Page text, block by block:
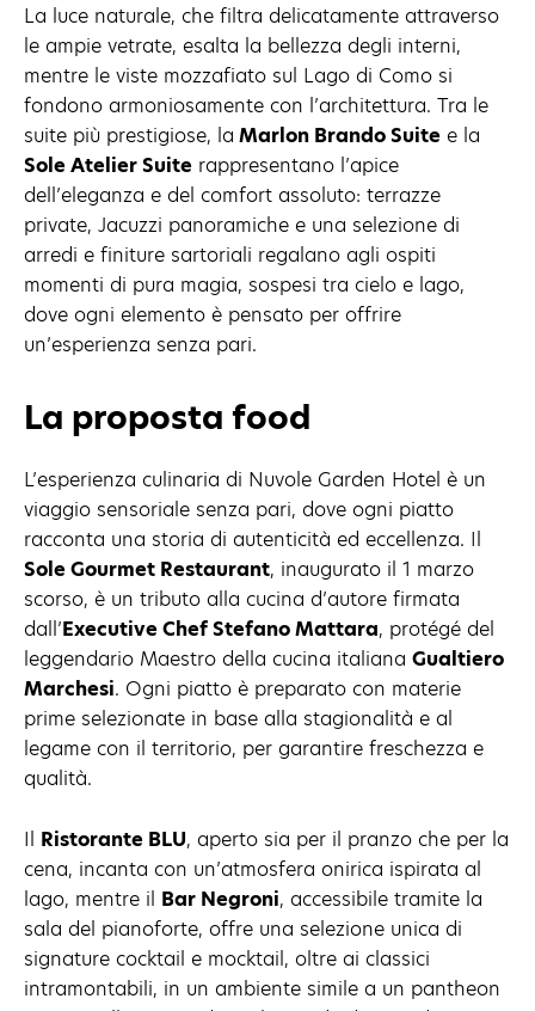
La luce naturale, che filtra delicatamente attraverso
le ampie vetrate, esalta la bellezza degli interni,
mentre le viste mozzafiato sul Lago di Como si
fondono armoniosamente con l’architettura. Tra le
suite più prestigiose, la Marlon Brando Suite e la
Sole Atelier Suite rappresentano l’apice
dell’eleganza e del comfort assoluto: terrazze
private, Jacuzzi panoramiche e una selezione di
arredi e finiture sartoriali regalano agli ospiti
momenti di pura magia, sospesi tra cielo e lago,
dove ogni elemento è pensato per offrire
un’esperienza senza pari.
La proposta food
L’esperienza culinaria di Nuvole Garden Hotel è un
viaggio sensoriale senza pari, dove ogni piatto
racconta una storia di autenticità ed eccellenza. Il
Sole Gourmet Restaurant, inaugurato il 1 marzo
scorso, è un tributo alla cucina d’autore firmata
dall’Executive Chef Stefano Mattara, protégé del
leggendario Maestro della cucina italiana Gualtiero
Marchesi. Ogni piatto è preparato con materie
prime selezionate in base alla stagionalità e al
legame con il territorio, per garantire freschezza e
qualità.
Il Ristorante BLU, aperto sia per il pranzo che per la
cena, incanta con un’atmosfera onirica ispirata al
lago, mentre il Bar Negroni, accessibile tramite la
sala del pianoforte, offre una selezione unica di
signature cocktail e mocktail, oltre ai classici
intramontabili, in un ambiente simile a un pantheon